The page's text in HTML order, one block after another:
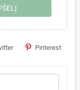
Pinterest